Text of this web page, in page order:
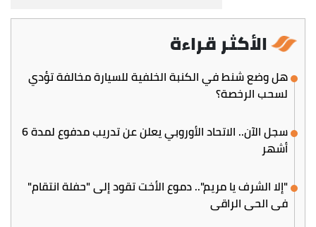
الأكثر قراءة
هل وضع شنط في الكنبة الخلفية للسيارة مخالفة تؤدي
لسحب الرخصة؟
سجل الآن.. الاتحاد الأوروبي يعلن عن تدريب مدفوع لمدة 6
أشهر
"إلا الشرف يا مريم".. دموع الأخت تقود إلى "حفلة انتقام"
في الحي الراقي